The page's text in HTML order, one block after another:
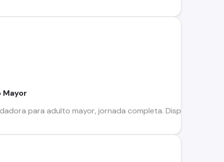
Mayor
para adulto mayor, jornada completa.